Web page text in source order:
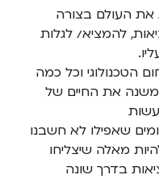
את העולם בצורה
להמציא/ לגלות
הטכנולוגי וכל כמה
את החיים של
שאפילו לא חשבנו
מאלה שיצליחו
בדרך שונה